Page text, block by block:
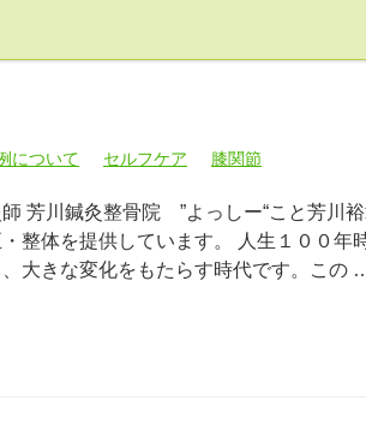
について セルフケア 膝関節
芳川鍼灸整骨院 ”よっしー“こと芳川
整体を提供しています。 人生１００年
大きな変化をもたらす時代です。この